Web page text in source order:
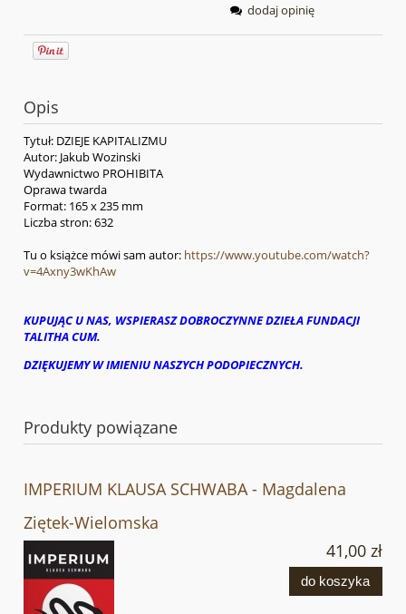
dodaj opinię
Opis
Tytuł: DZIEJE KAPITALIZMU
Autor: Jakub Wozinski
Wydawnictwo PROHIBITA
Oprawa twarda
Format: 165 x 235 mm
Liczba stron: 632
Tu o książce mówi sam autor: https://www.youtube.com/watch?
v=4Axny3wKhAw
KUPUJĄC U NAS, WSPIERASZ DOBROCZYNNE DZIEŁA FUNDACJI
TALITHA CUM.
DZIĘKUJEMY W IMIENIU NASZYCH PODOPIECZNYCH.
Produkty powiązane
IMPERIUM KLAUSA SCHWABA - Magdalena
Ziętek-Wielomska
41,00 zł
do koszyka